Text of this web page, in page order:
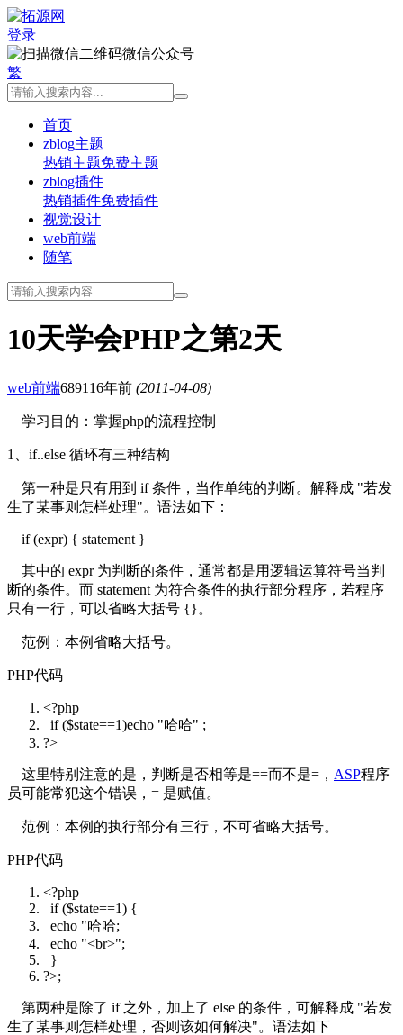
登录
微信公众号
繁
首页
zblog主题
热销主题免费主题
zblog插件
热销插件免费插件
视觉设计
web前端
随笔
10天学会PHP之第2天
web前端6891 16年前 (2011-04-08)
学习目的：掌握php的流程控制
1、if..else 循环有三种结构
第一种是只有用到 if 条件，当作单纯的判断。解释成 "若发
生了某事则怎样处理"。语法如下：
if (expr) { statement }
其中的 expr 为判断的条件，通常都是用逻辑运算符号当判
断的条件。而 statement 为符合条件的执行部分程序，若程序
只有一行，可以省略大括号 {}。
范例：本例省略大括号。
PHP代码
<?php
if($state==1)echo "哈哈" ;
?>
这里特别注意的是，判断是否相等是==而不是=， ASP程序
员可能常犯这个错误，= 是赋值。
范例：本例的执行部分有三行，不可省略大括号。
PHP代码
<?php
if($state==1) {
echo "哈哈;
echo "<br>";
}
?>;
第两种是除了 if 之外，加上了 else 的条件，可解释成 "若发
生了某事则怎样处理，否则该如何解决"。语法如下